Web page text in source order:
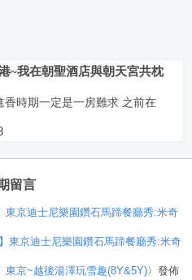
~我在朝聖酒店與朝天宮共枕
香時期一定是一房難求 之前在
留言
東京迪士尼樂園鑽石馬蹄餐廳秀:米奇
】東京迪士尼樂園鑽石馬蹄餐廳秀:米奇
東京~越後湯澤玩雪趣(8Y&5Y)〉發佈